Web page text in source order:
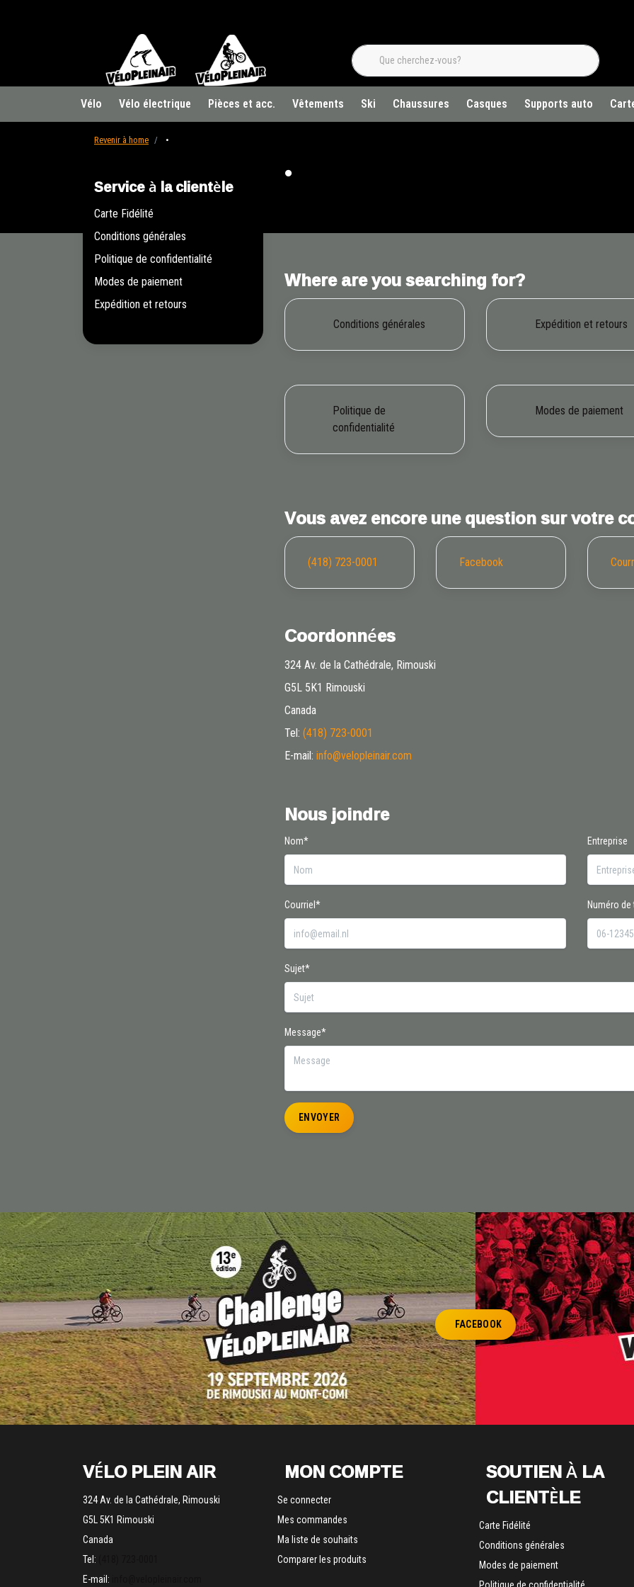
Vélo Vélo électrique Pièces et acc. Vêtements Ski Chaussures Casques Supports auto
Revenir à home •
Service à la clientèle
Carte Fidélité
Conditions générales
Politique de confidentialité
Modes de paiement
Expédition et retours
•
Where are you searching for?
Conditions générales Expédition et retours
Politique de
confidentialité
Modes de paiement
Vous avez encore une question sur votre
(418) 723-0001 Facebook
Coordonnées
324 Av. de la Cathédrale, Rimouski
G5L 5K1 Rimouski
Canada
Tel: (418) 723-0001
E-mail: info@velopleinair.com
Nous joindre
Nom* Entreprise
Courriel* Numéro
Sujet*
Message*
ENVOYER
FACEBOOK
VÉLO PLEIN AIR
324 Av. de la Cathédrale, Rimouski
G5L 5K1 Rimouski
Canada
Tel:
E-mail:
MON COMPTE
Se connecter
Mes commandes
Ma liste de souhaits
Comparer les produits
SOUTIEN À LA
CLIENTÈLE
Carte Fidélité
Conditions générales
Modes de paiement